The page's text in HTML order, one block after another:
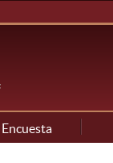
Encuesta